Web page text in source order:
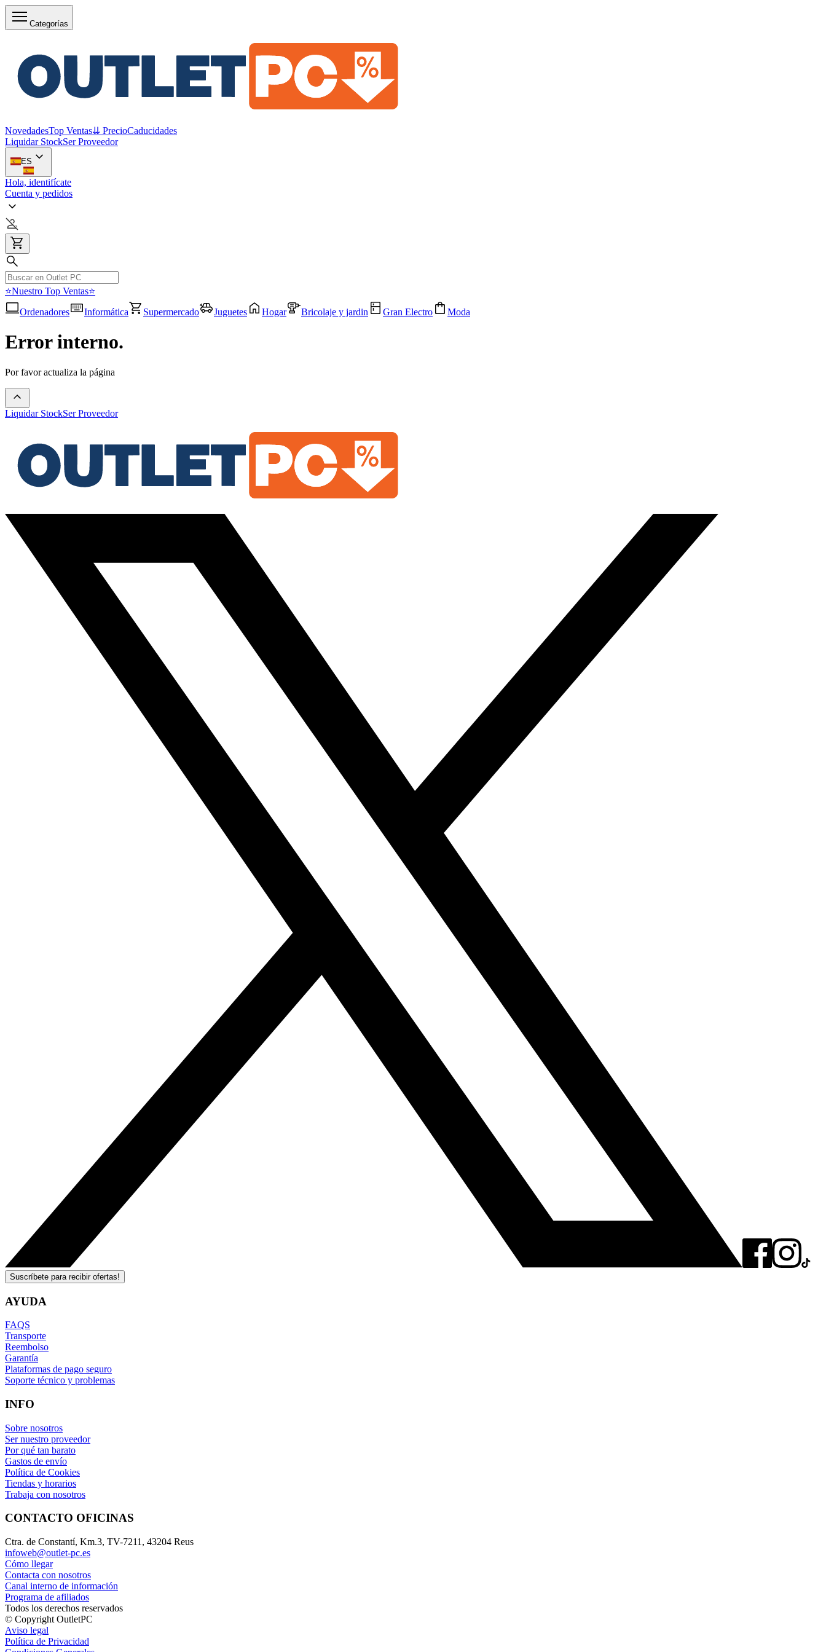
Categorías
NovedadesTop Ventas⇊ PrecioCaducidades
Liquidar StockSer Proveedor
ES
Hola, identifícate
Cuenta y pedidos
⭐Nuestro Top Ventas⭐
Ordenadores
Informática Supermercado Juguetes Hogar Bricolaje y jardin Gran Electro Moda
Error interno.
Por favor actualiza la página
Liquidar StockSer Proveedor
Suscríbete para recibir ofertas!
AYUDA
FAQS
Transporte
Reembolso
Garantía
Plataformas de pago seguro
Soporte técnico y problemas
INFO
Sobre nosotros
Ser nuestro proveedor
Por qué tan barato
Gastos de envío
Política de Cookies
Tiendas y horarios
Trabaja con nosotros
CONTACTO OFICINAS
Ctra. de Constantí, Km.3, TV-7211, 43204 Reus
infoweb@outlet-pc.es
Cómo llegar
Contacta con nosotros
Canal interno de información
Programa de afiliados
Todos los derechos reservados
© Copyright OutletPC
Aviso legal
Política de Privacidad